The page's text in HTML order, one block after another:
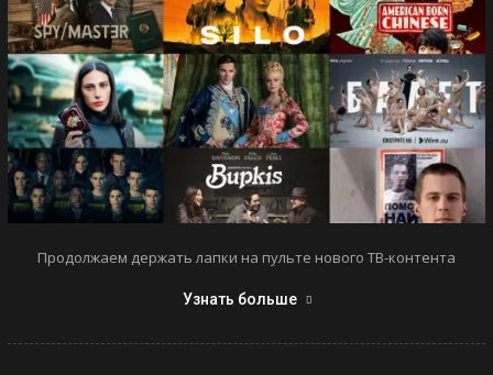
Продолжаем держать лапки на пульте нового ТВ-контента
Узнать больше